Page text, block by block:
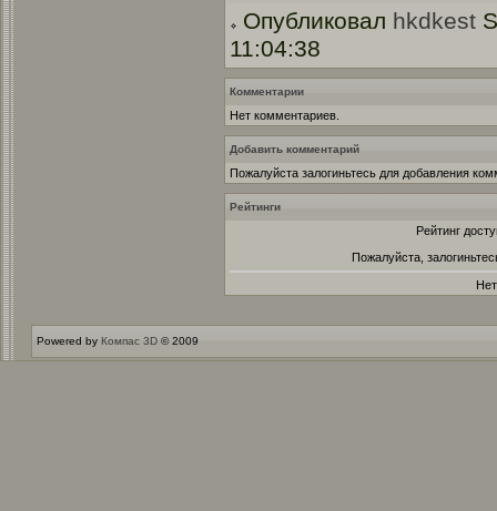
Опубликовал hkdkest
11:04:38
Комментарии
Нет комментариев.
Добавить комментарий
Пожалуйста залогиньтесь для добавления
Рейтинги
Рейтинг
Пожалуйста,
Powered by Компас 3D © 2009